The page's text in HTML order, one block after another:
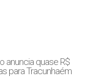
anuncia quase R$
para Tracunhaém